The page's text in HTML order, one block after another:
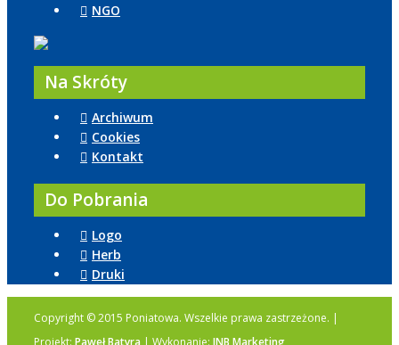
NGO
Na Skróty
Archiwum
Cookies
Kontakt
Do Pobrania
Logo
Herb
Druki
Copyright © 2015 Poniatowa. Wszelkie prawa zastrzeżone. |
Projekt: Paweł Batyra | Wykonanie: INB Marketing